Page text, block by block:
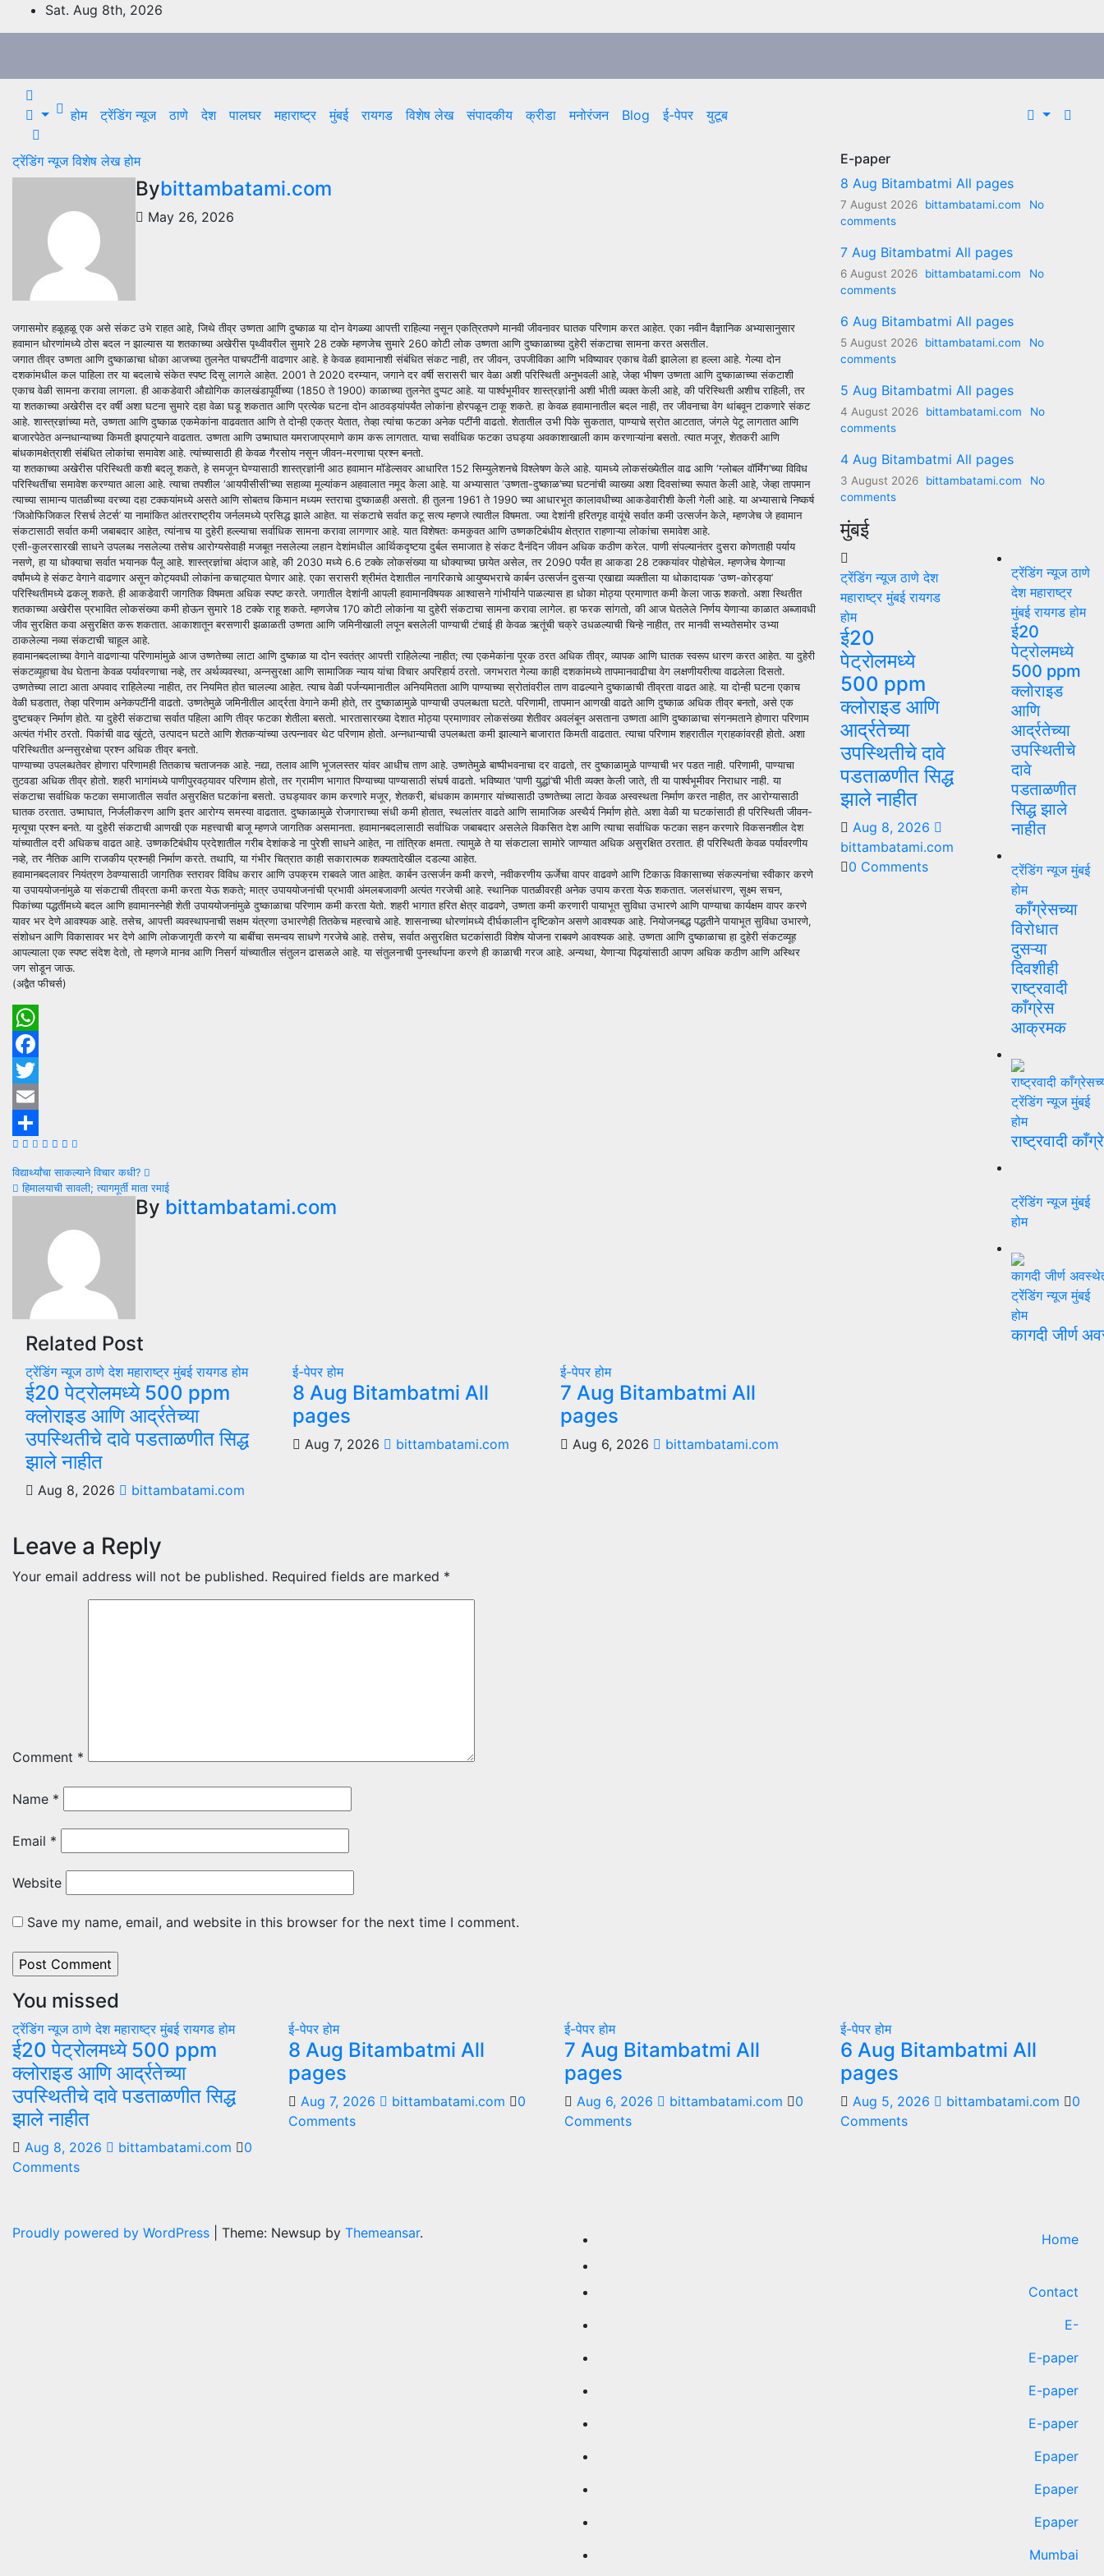
to
Sat. Aug 8th, 2026
होम ट्रेंडिंग न्यूज ठाणे देश पालघर महाराष्ट्र मुंबई रायगड विशेष लेख संपादकीय क्रीडा मनोरंजन Blog ई-पेपर युटूब
ट्रेंडिंग न्यूजविशेष लेखहोम
Bybittambatami.com
May 26, 2026
जगासमोर हळूहळू एक असे संकट उभे राहत आहे, जिथे तीव्र उष्णता आणि दुष्काळ या दोन वेगळ्या आपत्ती राहिल्या नसून एकत्रितपणे मानवी जीवनावर घातक परिणाम करत आहेत. एका नवीन वैज्ञानिक अभ्यासानुसार
हवामान धोरणांमध्ये ठोस बदल न झाल्यास या शतकाच्या अखेरीस पृथ्वीवरील सुमारे 28 टक्के म्हणजेच सुमारे 260 कोटी लोक उष्णता आणि दुष्काळाच्या दुहेरी संकटाचा सामना करत असतील.
जगात तीव्र उष्णता आणि दुष्काळाचा धोका आजच्या तुलनेत पाचपटींनी वाढणार आहे. हे केवळ हवामानाशी संबंधित संकट नाही, तर जीवन, उपजीविका आणि भविष्यावर एकाच वेळी झालेला हा हल्ला आहे. गेल्या दोन
दशकांमधील कल पाहिला तर या बदलाचे संकेत स्पष्ट दिसू लागले आहेत. 2001 ते 2020 दरम्यान, जगाने दर वर्षी सरासरी चार वेळा अशी परिस्थिती अनुभवली आहे, जेव्हा भीषण उष्णता आणि दुष्काळाच्या संकटाशी
एकाच वेळी सामना करावा लागला. ही आकडेवारी औद्योगिक कालखंडापूर्वीच्या (1850 ते 1900) काळाच्या तुलनेत दुप्पट आहे. या पार्श्वभूमीवर शास्त्रज्ञांनी अशी भीती व्यक्त केली आहे, की परिस्थिती अशीच राहिली, तर
या शतकाच्या अखेरीस दर वर्षी अशा घटना सुमारे दहा वेळा घडू शकतात आणि प्रत्येक घटना दोन आठवड्यांपर्यंत लोकांना होरपळून टाकू शकते. हा केवळ हवामानातील बदल नाही, तर जीवनाचा वेग थांबवून टाकणारे संकट
आहे. शास्त्रज्ञांच्या मते, उष्णता आणि दुष्काळ एकमेकांना वाढवतात आणि ते दोन्ही एकत्र येतात, तेव्हा त्यांचा फटका अनेक पटींनी वाढतो. शेतातील उभी पिके सुकतात, पाण्याचे स्रोत आटतात, जंगले पेटू लागतात आणि
बाजारपेठेत अन्नधान्याच्या किमती झपाट्याने वाढतात. उष्णता आणि उष्माघात यमराजाप्रमाणे काम करू लागतात. याचा सर्वाधिक फटका उघड्या अवकाशाखाली काम करणाऱ्यांना बसतो. त्यात मजूर, शेतकरी आणि
बांधकामक्षेत्राशी संबंधित लोकांचा समावेश आहे. त्यांच्यासाठी ही केवळ गैरसोय नसून जीवन-मरणाचा प्रश्न बनतो.
या शतकाच्या अखेरीस परिस्थिती कशी बदलू शकते, हे समजून घेण्यासाठी शास्त्रज्ञांनी आठ हवामान मॉडेल्सवर आधारित 152 सिम्युलेशनचे विश्लेषण केले आहे. यामध्ये लोकसंख्येतील वाढ आणि ‌‘ग्लोबल वॉर्मिंग‌’च्या विविध
परिस्थितींचा समावेश करण्यात आला आहे. त्याचा तपशील ‌‘आयपीसीसी‌’च्या सहाव्या मूल्यांकन अहवालात नमूद केला आहे. या अभ्यासात ‌‘उष्णता-दुष्काळ‌’च्या घटनांची व्याख्या अशा दिवसांच्या रूपात केली आहे, जेव्हा तापमान
त्याच्या सामान्य पातळीच्या वरच्या दहा टक्कयांमध्ये असते आणि सोबतच किमान मध्यम स्तराचा दुष्काळही असतो. ही तुलना 1961 ते 1990 च्या आधारभूत कालावधीच्या आकडेवारीशी केली गेली आहे. या अभ्यासाचे निष्कर्ष
‌‘जिओफिजिकल रिसर्च लेटर्स‌’ या नामांकित आंतरराष्ट्रीय जर्नलमध्ये प्रसिद्ध झाले आहेत. या संकटाचे सर्वात कटू सत्य म्हणजे त्यातील विषमता. ज्या देशांनी हरितगृह वायूंचे सर्वात कमी उत्सर्जन केले, म्हणजेच जे हवामान
संकटासाठी सर्वात कमी जबाबदार आहेत, त्यांनाच या दुहेरी हल्ल्याचा सर्वाधिक सामना करावा लागणार आहे. यात विशेषतः कमकुवत आणि उष्णकटिबंधीय क्षेत्रात राहणाऱ्या लोकांचा समावेश आहे.
एसी-कुलरसारखी साधने उपलब्ध नसलेल्या तसेच आरोग्यसेवाही मजबूत नसलेल्या लहान देशांमधील आर्थिकदृष्टया दुर्बल समाजात हे संकट दैनंदिन जीवन अधिक कठीण करेल. पाणी संपल्यानंतर दुसरा कोणताही पर्याय
नसणे, हा या धोक्याचा सर्वात भयानक पैलू आहे. शास्त्रज्ञांचा अंदाज आहे, की 2030 मध्ये 6.6 टक्के लोकसंख्या या धोक्याच्या छायेत असेल, तर 2090 पर्यंत हा आकडा 28 टक्कयांवर पोहोचेल. म्हणजेच येणाऱ्या
वर्षांमध्ये हे संकट वेगाने वाढणार असून कोट्यवधी लोकांना कचाट्यात घेणार आहे. एका सरासरी श्रीमंत देशातील नागरिकाचे आयुष्यभराचे कार्बन उत्सर्जन दुसऱ्या एखाद्या व्यक्तीला या धोकादायक ‌‘उष्ण-कोरड्या‌’
परिस्थितीमध्ये ढकलू शकते. ही आकडेवारी जागतिक विषमता अधिक स्पष्ट करते. जगातील देशांनी आपली हवामानविषयक आश्वासने गांभीर्याने पाळल्यास हा धोका मोठ्या प्रमाणात कमी केला जाऊ शकतो. अशा स्थितीत
शतकाच्या अखेरीस प्रभावित लोकसंख्या कमी होऊन सुमारे 18 टक्के राहू शकते. म्हणजेच 170 कोटी लोकांना या दुहेरी संकटाचा सामना करावा लागेल. हा फरक सांगतो, की आज घेतलेले निर्णय येणाऱ्या काळात अब्जावधी
जीव सुरक्षित कवा असुरक्षित करू शकतात. आकाशातून बरसणारी झळाळती उष्णता आणि जमिनीखाली लपून बसलेली पाण्याची टंचाई ही केवळ ऋतूंची चक्रे उधळल्याची चिन्हे नाहीत, तर मानवी सभ्यतेसमोर उभ्या
ठाकलेल्या नव्या संकटाची चाहूल आहे.
हवामानबदलाच्या वेगाने वाढणाऱ्या परिणामांमुळे आज उष्णतेच्या लाटा आणि दुष्काळ या दोन स्वतंत्र आपत्ती राहिलेल्या नाहीत; त्या एकमेकांना पूरक ठरत अधिक तीव्र, व्यापक आणि घातक स्वरूप धारण करत आहेत. या दुहेरी
संकटव्यूहाचा वेध घेताना केवळ पर्यावरणाचा नव्हे, तर अर्थव्यवस्था, अन्नसुरक्षा आणि सामाजिक न्याय यांचा विचार अपरिहार्य ठरतो. जगभरात गेल्या काही दशकांमध्ये तापमानवाढीचा वेग लक्षणीयरीत्या वाढलेला दिसतो.
उष्णतेच्या लाटा आता अपवाद राहिलेल्या नाहीत, तर नियमित होत चालल्या आहेत. त्याच वेळी पर्जन्यमानातील अनियमितता आणि पाण्याच्या स्रोतांवरील ताण वाढल्याने दुष्काळाची तीव्रता वाढत आहे. या दोन्ही घटना एकाच
वेळी घडतात, तेव्हा परिणाम अनेकपटींनी वाढतो. उष्णतेमुळे जमिनीतील आर्द्रता वेगाने कमी होते, तर दुष्काळामुळे पाण्याची उपलब्धता घटते. परिणामी, तापमान आणखी वाढते आणि दुष्काळ अधिक तीव्र बनतो, असे एक
दुष्टचक्र निर्माण होते. या दुहेरी संकटाचा सर्वात पहिला आणि तीव्र फटका शेतीला बसतो. भारतासारख्या देशात मोठ्या प्रमाणावर लोकसंख्या शेतीवर अवलंबून असताना उष्णता आणि दुष्काळाचा संगनमताने होणारा परिणाम
अत्यंत गंभीर ठरतो. पिकांची वाढ खुंटते, उत्पादन घटते आणि शेतकऱ्यांच्या उत्पन्नावर थेट परिणाम होतो. अन्नधान्याची उपलब्धता कमी झाल्याने बाजारात किमती वाढतात. त्याचा परिणाम शहरातील ग्राहकांवरही होतो. अशा
परिस्थितीत अन्नसुरक्षेचा प्रश्न अधिक तीव्र बनतो.
पाण्याच्या उपलब्धतेवर होणारा परिणामही तितकाच चताजनक आहे. नद्या, तलाव आणि भूजलस्तर यांवर आधीच ताण आहे. उष्णतेमुळे बाष्पीभवनाचा दर वाढतो, तर दुष्काळामुळे पाण्याची भर पडत नाही. परिणामी, पाण्याचा
तुटवडा अधिक तीव्र होतो. शहरी भागांमध्ये पाणीपुरवठ्यावर परिणाम होतो, तर ग्रामीण भागात पिण्याच्या पाण्यासाठी संघर्ष वाढतो. भविष्यात ‌‘पाणी युद्धां‌’ची भीती व्यक्त केली जाते, ती या पार्श्वभूमीवर निराधार नाही. या
संकटाचा सर्वाधिक फटका समाजातील सर्वात असुरक्षित घटकांना बसतो. उघड्यावर काम करणारे मजूर, शेतकरी, बांधकाम कामगार यांच्यासाठी उष्णतेच्या लाटा केवळ अस्वस्थता निर्माण करत नाहीत, तर आरोग्यासाठी
घातक ठरतात. उष्माघात, निर्जलीकरण आणि इतर आरोग्य समस्या वाढतात. दुष्काळामुळे रोजगाराच्या संधी कमी होतात, स्थलांतर वाढते आणि सामाजिक अस्थैर्य निर्माण होते. अशा वेळी या घटकांसाठी ही परिस्थिती जीवन-
मृत्यूचा प्रश्न बनते. या दुहेरी संकटाची आणखी एक महत्त्वाची बाजू म्हणजे जागतिक असमानता. हवामानबदलासाठी सर्वाधिक जबाबदार असलेले विकसित देश आणि त्याचा सर्वाधिक फटका सहन करणारे विकसनशील देश
यांच्यातील दरी अधिकच वाढत आहे. उष्णकटिबंधीय प्रदेशातील गरीब देशांकडे ना पुरेशी साधने आहेत, ना तांत्रिक क्षमता. त्यामुळे ते या संकटाला सामोरे जाण्यात अधिक असुरक्षित ठरतात. ही परिस्थिती केवळ पर्यावरणीय
नव्हे, तर नैतिक आणि राजकीय प्रश्नही निर्माण करते. तथापि, या गंभीर चित्रात काही सकारात्मक शक्यतादेखील दडल्या आहेत.
हवामानबदलावर नियंत्रण ठेवण्यासाठी जागतिक स्तरावर विविध करार आणि उपक्रम राबवले जात आहेत. कार्बन उत्सर्जन कमी करणे, नवीकरणीय ऊर्जेचा वापर वाढवणे आणि टिकाऊ विकासाच्या संकल्पनांचा स्वीकार करणे
या उपाययोजनांमुळे या संकटाची तीव्रता कमी करता येऊ शकते; मात्र उपाययोजनांची प्रभावी अंमलबजावणी अत्यंत गरजेची आहे. स्थानिक पातळीवरही अनेक उपाय करता येऊ शकतात. जलसंधारण, सूक्ष्म सचन,
पिकांच्या पद्धतींमध्ये बदल आणि हवामानस्नेही शेती उपाययोजनांमुळे दुष्काळाचा परिणाम कमी करता येतो. शहरी भागात हरित क्षेत्र वाढवणे, उष्णता कमी करणारी पायाभूत सुविधा उभारणे आणि पाण्याचा कार्यक्षम वापर करणे
यावर भर देणे आवश्यक आहे. तसेच, आपत्ती व्यवस्थापनाची सक्षम यंत्रणा उभारणेही तितकेच महत्त्वाचे आहे. शासनाच्या धोरणांमध्ये दीर्घकालीन दृष्टिकोन असणे आवश्यक आहे. नियोजनबद्ध पद्धतीने पायाभूत सुविधा उभारणे,
संशोधन आणि विकासावर भर देणे आणि लोकजागृती करणे या बाबींचा समन्वय साधणे गरजेचे आहे. तसेच, सर्वात असुरक्षित घटकांसाठी विशेष योजना राबवणे आवश्यक आहे. उष्णता आणि दुष्काळाचा हा दुहेरी संकटव्यूह
आपल्याला एक स्पष्ट संदेश देतो, तो म्हणजे मानव आणि निसर्ग यांच्यातील संतुलन ढासळले आहे. या संतुलनाची पुनर्स्थापना करणे ही काळाची गरज आहे. अन्यथा, येणाऱ्या पिढ्यांसाठी आपण अधिक कठीण आणि अस्थिर
जग सोडून जाऊ.
(अद्वैत फीचर्स)
WhatsApp
Facebook
Twitter
Email
Share
Post
navigation
विद्यार्थ्यांचा साकल्याने विचार कधी?
हिमालयाची सावली; त्यागमूर्ती माता रमाई
By bittambatami.com
Related Post
ट्रेंडिंग न्यूजठाणेदेशमहाराष्ट्रमुंबईरायगडहोम
ई20 पेट्रोलमध्ये 500 ppm
क्लोराइड आणि आर्द्रतेच्या
उपस्थितीचे दावे पडताळणीत सिद्ध
झाले नाहीत
Aug 8, 2026 bittambatami.com
ई-पेपरहोम
8 Aug Bitambatmi All
pages
Aug 7, 2026 bittambatami.com
ई-पेपरहोम
7 Aug Bitambatmi All
pages
Aug 6, 2026 bittambatami.com
Leave a Reply
Your email address will not be published. Required fields are marked *
Comment *
Name *
Email *
Website
Save my name, email, and website in this browser for the next time I comment.
E-paper
8 Aug Bitambatmi All pages
7 August 2026 bittambatami.com
No
comments
7 Aug Bitambatmi All pages
6 August 2026 bittambatami.com
No
comments
6 Aug Bitambatmi All pages
5 August 2026 bittambatami.com
No
comments
5 Aug Bitambatmi All pages
4 August 2026 bittambatami.com
No
comments
4 Aug Bitambatmi All pages
3 August 2026 bittambatami.com
No
comments
मुंबई
ट्रेंडिंग न्यूजठाणेदेश
महाराष्ट्रमुंबईरायगड
होम
ई20
पेट्रोलमध्ये
500 ppm
क्लोराइड आणि
आर्द्रतेच्या
उपस्थितीचे दावे
पडताळणीत सिद्ध
झाले नाहीत
Aug 8, 2026
bittambatami.com
0 Comments
ट्रेंडिंग न्यूजठाणे
देशमहाराष्ट्र
मुंबईरायगडहोम
ई20
पेट्रोलमध्ये
500 ppm
क्लोराइड
आणि
आर्द्रतेच्या
उपस्थितीचे
दावे
पडताळणीत
सिद्ध झाले
नाहीत
ट्रेंडिंग न्यूजमुंबई
होम
काँग्रेसच्या
विरोधात
दुसऱ्या
दिवशीही
राष्ट्रवादी
काँग्रेस
आक्रमक
ट्रेंडिंग न्यूजमुंबई
होम
राष्ट्रवादी
ट्रेंडिंग न्यूजमुंबई
होम
ट्रेंडिंग न्यूजमुंबई
होम
कागदी जीर्ण
You missed
ट्रेंडिंग न्यूजठाणेदेशमहाराष्ट्रमुंबईरायगडहोम
ई20 पेट्रोलमध्ये 500 ppm
क्लोराइड आणि आर्द्रतेच्या
उपस्थितीचे दावे पडताळणीत सिद्ध
झाले नाहीत
Aug 8, 2026 bittambatami.com
0
Comments
ई-पेपरहोम
8 Aug Bitambatmi All
pages
Aug 7, 2026 bittambatami.com
0
Comments
ई-पेपरहोम
7 Aug Bitambatmi All
pages
Aug 6, 2026 bittambatami.com
0
Comments
ई-पेपरहोम
6 Aug Bitambatmi All
pages
Aug 5, 2026 bittambatami.com
0
Comments
Proudly powered by WordPress Theme: Newsup by Themeansar. Home
Contact
E-
E-paper
E-paper
E-paper
Epaper
Epaper
Epaper
Mumbai